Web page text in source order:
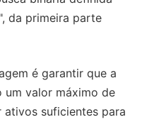
", da primeira parte
é garantir que a
um valor máximo de
ativos suficientes para